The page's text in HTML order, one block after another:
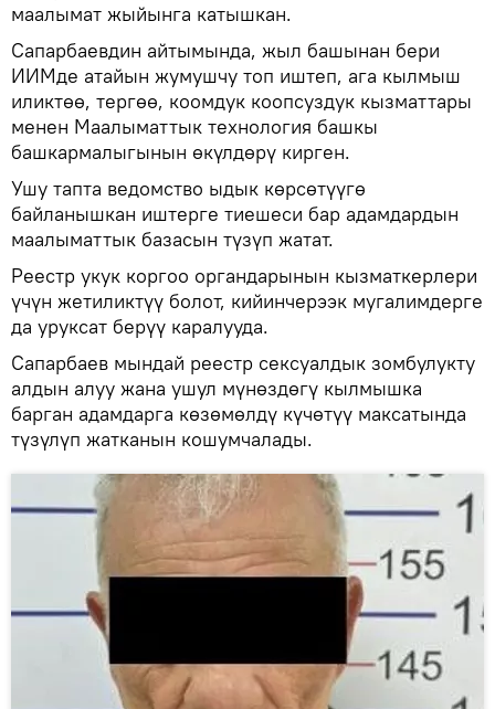
маалымат жыйынга катышкан.
Сапарбаевдин айтымында, жыл башынан бери
ИИМде атайын жумушчу топ иштеп, ага кылмыш
иликтөө, тергөө, коомдук коопсуздук кызматтары
менен Маалыматтык технология башкы
башкармалыгынын өкүлдөрү кирген.
Ушу тапта ведомство ыдык көрсөтүүгө
байланышкан иштерге тиешеси бар адамдардын
маалыматтык базасын түзүп жатат.
Реестр укук коргоо органдарынын кызматкерлери
үчүн жетиликтүү болот, кийинчерээк мугалимдерге
да уруксат берүү каралууда.
Сапарбаев мындай реестр сексуалдык зомбулукту
алдын алуу жана ушул мүнөздөгү кылмышка
барган адамдарга көзөмөлдү күчөтүү максатында
түзүлүп жатканын кошумчалады.